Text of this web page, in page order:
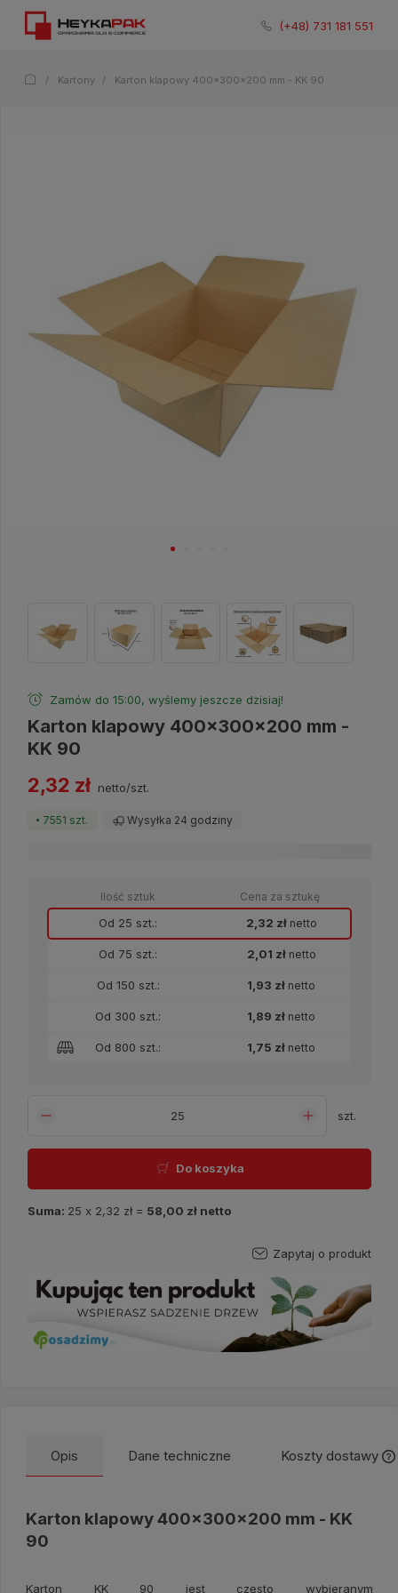
731 181 551
/ Kartony / Karton klapowy 400x300x200 mm - KK 90
Zamów do 15:00, wyślemy jeszcze dzisiaj!
Karton klapowy 400x300x200 mm -
KK 90
7551 szt. Wysyłka 24 godziny
Ilość sztuk Cena za sztukę
Od 25 szt.: 2,32 złnetto
Od 75 szt.: 2,01 złnetto
Od 150 szt.: 1,93 zł netto
Od 300 szt.: 1,89 zł netto
Od 800 szt.: 1,75 zł netto
szt.
Do koszyka
Suma: 25 x 2,32 zł = 58,00 zł netto
2,32 zł netto/szt.
Zapytaj o produkt
Opis Dane techniczne Koszty dostawy
Karton klapowy 400x300x200 mm - KK
90
Karton KK 90 jest często wybieranym